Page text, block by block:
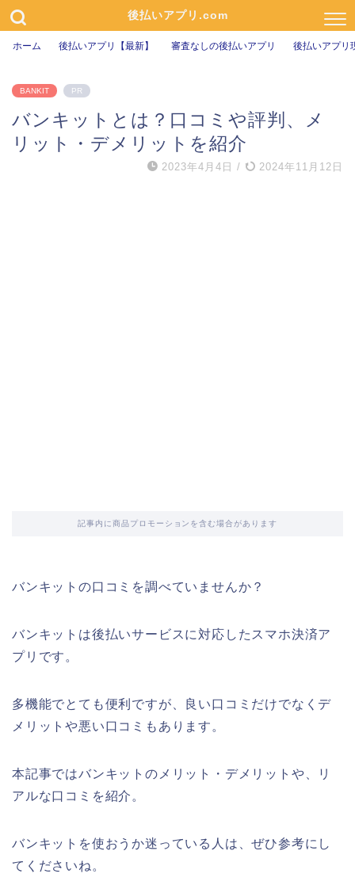
後払いアプリ.com
ホーム 後払いアプリ【最新】 審査なしの後払いアプリ 後払いアプリ
BANKIT PR
バンキットとは？口コミや評判、メ
リット・デメリットを紹介
2023年4月4日 / 2024年11月12日
記事内に商品プロモーションを含む場合があります
バンキットの口コミを調べていませんか？
バンキットは後払いサービスに対応したスマホ決済ア
プリです。
多機能でとても便利ですが、良い口コミだけでなくデ
メリットや悪い口コミもあります。
本記事ではバンキットのメリット・デメリットや、リ
アルな口コミを紹介。
バンキットを使おうか迷っている人は、ぜひ参考にし
てくださいね。